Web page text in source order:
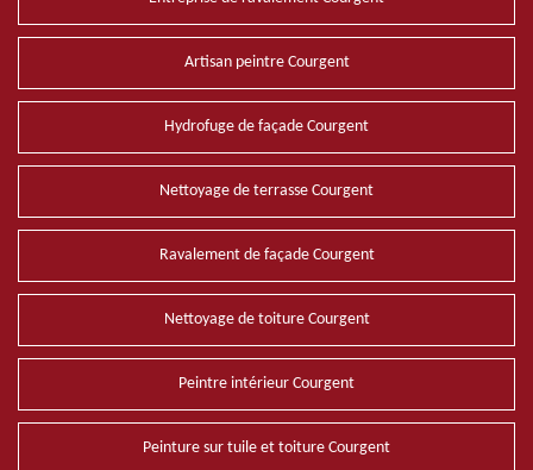
Artisan peintre Courgent
Hydrofuge de façade Courgent
Nettoyage de terrasse Courgent
Ravalement de façade Courgent
Nettoyage de toiture Courgent
Peintre intérieur Courgent
Peinture sur tuile et toiture Courgent